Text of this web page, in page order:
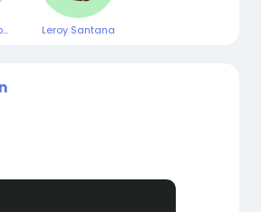
Shareme Global Leroy Santana